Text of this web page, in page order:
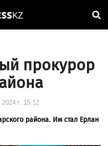
прокурор
г. 15:12
района. Им стал Ерлан